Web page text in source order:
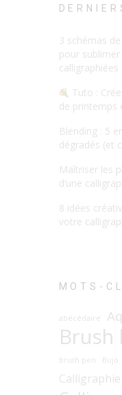
3 schémas
pour
calligraphiées
Tuto :
de printemps
Blending : 5
dégradés (et
Maîtriser les
d’une
8 idées
votre
MOTS-
abécédaire
brush pen Bujo